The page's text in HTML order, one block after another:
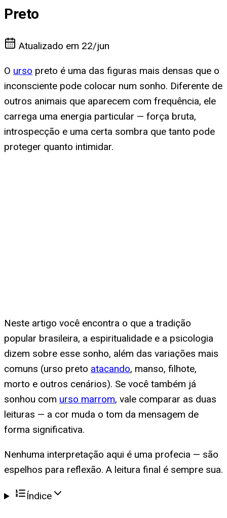
Preto
Atualizado em 22/jun
O urso preto é uma das figuras mais densas que o
inconsciente pode colocar num sonho. Diferente de
outros animais que aparecem com frequência, ele
carrega uma energia particular — força bruta,
introspecção e uma certa sombra que tanto pode
proteger quanto intimidar.
Neste artigo você encontra o que a tradição
popular brasileira, a espiritualidade e a psicologia
dizem sobre esse sonho, além das variações mais
comuns (urso preto atacando, manso, filhote,
morto e outros cenários). Se você também já
sonhou com urso marrom, vale comparar as duas
leituras — a cor muda o tom da mensagem de
forma significativa.
Nenhuma interpretação aqui é uma profecia — são
espelhos para reflexão. A leitura final é sempre sua.
Índice